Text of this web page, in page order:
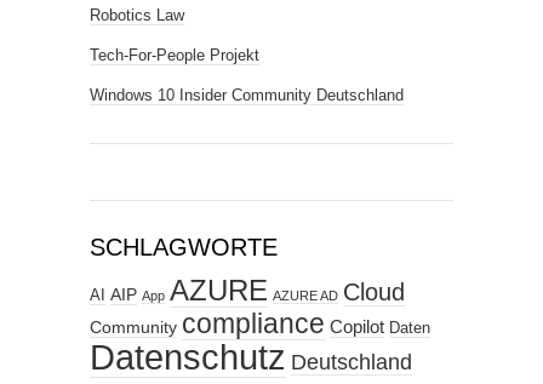
Robotics Law
Tech-For-People Projekt
Windows 10 Insider Community Deutschland
SCHLAGWORTE
AI AIP App AZURE AZURE AD Cloud
Community compliance Copilot Daten
Datenschutz Deutschland